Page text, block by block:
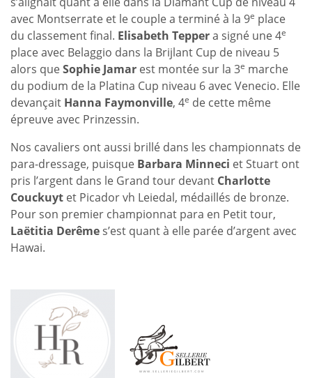
avec Montserrate et le couple a terminé à la 9e place
du classement final. Elisabeth Teppera signé une 4e
place avec Belaggio dans la Brijlant Cup de niveau 5
alors queSophie Jamar est montée sur la 3e marche
du podium de la Platina Cup niveau 6 avec Venecio. Elle
devançait Hanna Faymonville, 4e de cette même
épreuve avec Prinzessin.
Nos cavaliers ont aussi brillé dans les championnats de
para-dressage, puisque Barbara Minneci et Stuart ont
pris l’argent dans le Grand tour devant Charlotte
Couckuyt et Picador vh Leiedal, médaillés de bronze.
Pour son premier championnat para en Petit tour,
Laëtitia Derême s’est quant à elle parée d’argent avec
Hawai.